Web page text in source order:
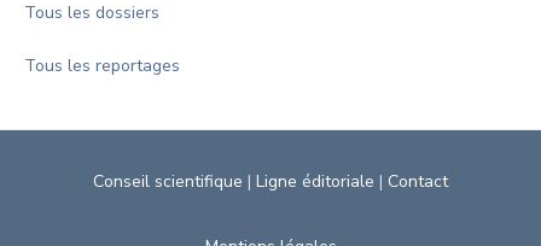
Tous les dossiers
Tous les reportages
Conseil scientifique | Ligne éditoriale | Contact